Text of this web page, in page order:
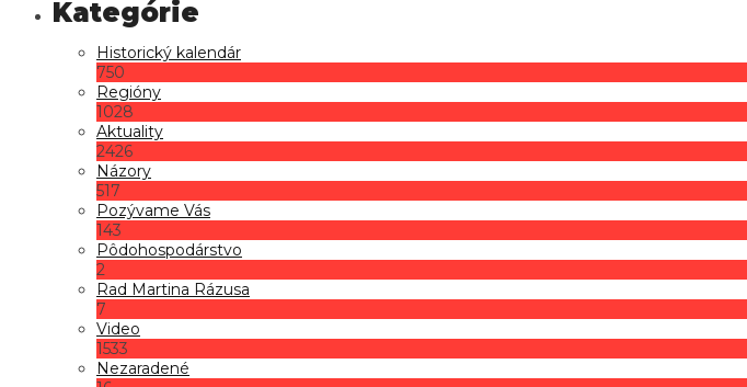
Historický kalendár
750
Regióny
1028
Aktuality
2426
Názory
517
Pozývame Vás
143
Pôdohospodárstvo
2
Rad Martina Rázusa
7
Video
1533
Nezaradené